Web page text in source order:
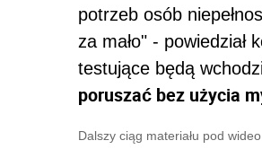
potrzeb osób
za mało" -
testujące będą
poruszać bez użycia
Dalszy ciąg materiału pod wideo